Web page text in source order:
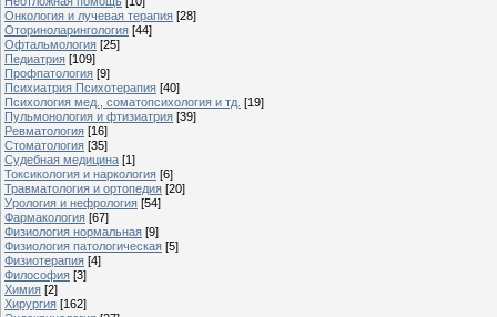
Онкология и лучевая терапия [28]
Оториноларингология [44]
Офтальмология [25]
Педиатрия [109]
Профпатология [9]
Психиатрия Психотерапия [40]
Психология мед., соматопсихология и тд. [19]
Пульмонология и фтизиатрия [39]
Ревматология [16]
Стоматология [35]
Судебная медицина [1]
Токсикология и наркология [6]
Травматология и ортопедия [20]
Урология и нефрология [54]
Фармакология [67]
Физиология нормальная [9]
Физиология патологическая [5]
Физиотерапия [4]
Философия [3]
Химия [2]
Хирургия [162]